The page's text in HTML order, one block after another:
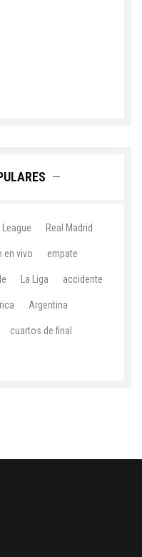
Real Madrid
en vivo empate
La Liga accidente
Argentina
cuartos de final